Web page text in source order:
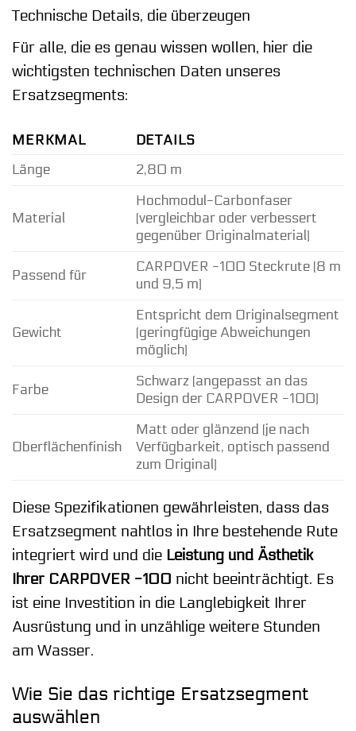
Technische Details, die überzeugen
Für alle, die es genau wissen wollen, hier die
wichtigsten technischen Daten unseres
Ersatzsegments:
MERKMAL
DETAILS
Länge
2,80 m
Material
Hochmodul-Carbonfaser
(vergleichbar oder verbessert
gegenüber Originalmaterial)
Passend für
CARPOVER -100 Steckrute (8 m
und 9,5 m)
Gewicht
Entspricht dem Originalsegment
(geringfügige Abweichungen
möglich)
Farbe
Schwarz (angepasst an das
Design der CARPOVER -100)
Oberflächenfinish
Matt oder glänzend (je nach
Verfügbarkeit, optisch passend
zum Original)
Diese Spezifikationen gewährleisten, dass das
Ersatzsegment nahtlos in Ihre bestehende Rute
integriert wird und die Leistung und Ästhetik
Ihrer CARPOVER -100 nicht beeinträchtigt. Es
ist eine Investition in die Langlebigkeit Ihrer
Ausrüstung und in unzählige weitere Stunden
am Wasser.
Wie Sie das richtige Ersatzsegment
auswählen